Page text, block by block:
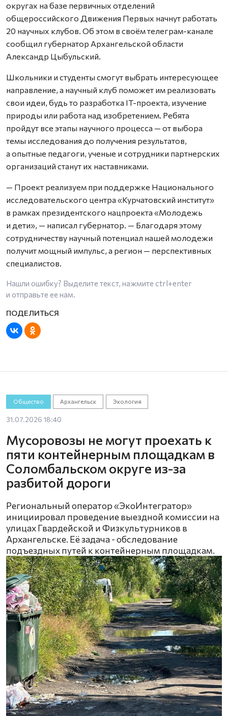
округах на базе первичных отделений
общероссийского Движения Первых начнут работать
20 научных клубов. Об этом в своём телеграм-канале
сообщил губернатор Архангельской области
Александр Цыбульский.
Школьники и студенты смогут выбрать интересующее
направление, а научный клуб поможет им реализовать
свои идеи, будь то разработка IT-проекта, изучение
природы или работа над изобретением. Ребята
пройдут все этапы научного процесса — от выбора
темы исследования до получения результатов,
а опытные педагоги, ученые и сотрудники партнерских
организаций станут их наставниками.
— Проект реализуем при поддержке Национального
исследовательского центра «Курчатовский институт»
в рамках президентского нацпроекта «Молодежь
и дети», — написал губернатор. — Благодаря этому
сотрудничеству научный потенциал нашей молодежи
получит мощный импульс, а регион — перспективных
специалистов.
Нашли ошибку? Выделите текст, нажмите ctrl+enter
и отправьте ее нам.
Общество Архангельск Экология
31.07.2026 18:40
Мусоровозы не могут проехать к
пяти контейнерным площадкам в
Соломбальском округе из-за
разбитой дороги
Региональный оператор «ЭкоИнтегратор»
инициировал проведение выездной комиссии на
улицах Гвардейской и Физкультурников в
Архангельске. Её задача - обследование
подъездных путей к контейнерным площадкам.